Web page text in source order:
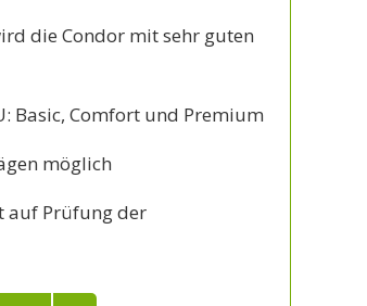
die Condor mit sehr guten
Basic, Comfort und Premium
möglich
auf Prüfung der